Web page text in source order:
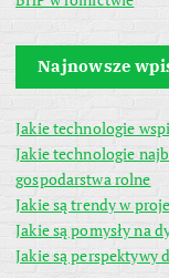
Najnowsze
Jakie technologie
Jakie technologie
gospodarstwa rolne
Jakie są trendy w
Jakie są pomysły na
Jakie są perspektywy